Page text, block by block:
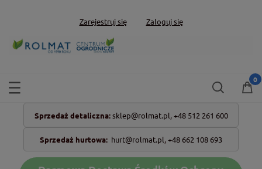
Zarejestruj się Zaloguj się
Sprzedaż detaliczna: sklep@rolmat.pl, +48 512 261 600
Sprzedaż hurtowa: hurt@rolmat.pl,+48 662 108 693